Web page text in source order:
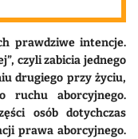
prawdziwe intencje.
czyli zabicia jednego
drugiego przy życiu,
ruchu aborcyjnego.
osób dotychczas
prawa aborcyjnego.